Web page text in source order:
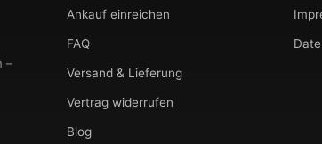
–
Ankauf einreichen
FAQ
Versand & Lieferung
Vertrag widerrufen
Blog